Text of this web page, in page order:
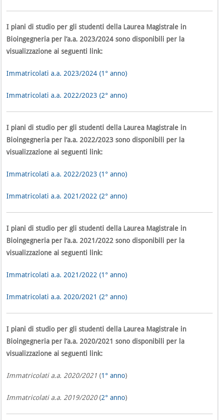
I piani di studio per gli studenti della Laurea Magistrale in
Bioingegneria per l’a.a. 2023/2024 sono disponibili per la
visualizzazione ai seguenti link:
Immatricolati a.a. 2023/2024 (1° anno)
Immatricolati a.a. 2022/2023 (2° anno)
I piani di studio per gli studenti della Laurea Magistrale in
Bioingegneria per l’a.a. 2022/2023 sono disponibili per la
visualizzazione ai seguenti link:
Immatricolati a.a. 2022/2023 (1° anno)
Immatricolati a.a. 2021/2022 (2° anno)
I piani di studio per gli studenti della Laurea Magistrale in
Bioingegneria per l’a.a. 2021/2022 sono disponibili per la
visualizzazione ai seguenti link:
Immatricolati a.a. 2021/2022 (1° anno)
Immatricolati a.a. 2020/2021 (2° anno)
I piani di studio per gli studenti della Laurea Magistrale in
Bioingegneria per l’a.a. 2020/2021 sono disponibili per la
visualizzazione ai seguenti link:
Immatricolati a.a. 2020/2021 (1° anno)
Immatricolati a.a. 2019/2020(2° anno)